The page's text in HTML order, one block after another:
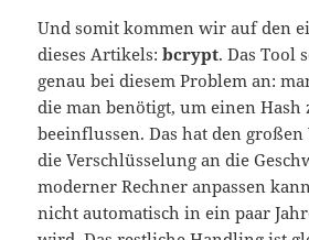
Und somit kommen wir auf den
dieses Artikels:bcrypt. Das Tool
genau bei diesem Problem an:
die man benötigt, um einen Hash
beeinflussen. Das hat den großen
die Verschlüsselung an die
moderner Rechner anpassen
nicht automatisch in ein paar